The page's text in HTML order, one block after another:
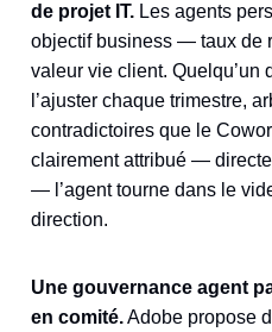
de projet IT. Les agents
objectif business — taux de
valeur vie client. Quelqu’un
l’ajuster chaque trimestre,
contradictoires que le
clairement attribué —
— l’agent tourne dans le
direction.
Une gouvernance agent
en comité.Adobe propose